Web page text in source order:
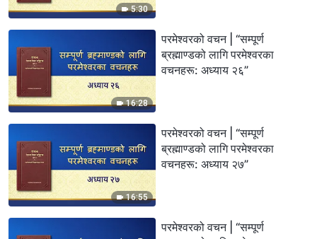
5:30
16:28
परमेश्‍वरको वचन | “सम्पूर्ण
ब्रह्माण्डको लागि परमेश्‍वरका
वचनहरू: अध्याय २६”
16:55
परमेश्‍वरको वचन | “सम्पूर्ण
ब्रह्माण्डको लागि परमेश्‍वरका
वचनहरू: अध्याय २७”
परमेश्‍वरको वचन | “सम्पूर्ण